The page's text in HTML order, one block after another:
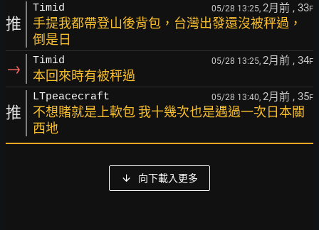
推
Timid 05/28 13:25, 2月前 , 33F
手提我都帶登山後背包，台灣出發還沒被秤過，
倒是日
→ Timid 05/28 13:25, 2月前 , 34F
本回來時有被秤過
推
LTpeacecraft 05/28 13:40, 2月前 , 35F
不想賭就是上軟包 我十幾次也是遇過一次日本關
西地
向下載入更多